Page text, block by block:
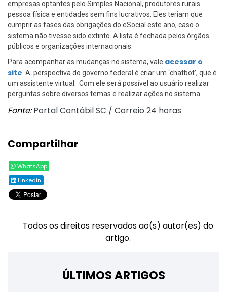
empresas optantes pelo Simples Nacional, produtores rurais
pessoa física e entidades sem fins lucrativos. Eles teriam que
cumprir as fases das obrigações do eSocial este ano, caso o
sistema não tivesse sido extinto. A lista é fechada pelos órgãos
públicos e organizações internacionais.
Para acompanhar as mudanças no sistema, vale acessar o
site . A perspectiva do governo federal é criar um ‘chatbot’, que é
um assistente virtual. Com ele será possível ao usuário realizar
perguntas sobre diversos temas e realizar ações no sistema.
Fonte: Portal Contábil SC / Correio 24 horas
Compartilhar
WhatsApp
Linkedin
Todos os direitos reservados ao(s) autor(es) do
artigo.
ÚLTIMOS ARTIGOS